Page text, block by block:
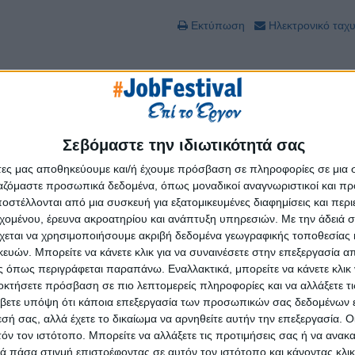
Σεβόμαστε την ιδιωτικότητά σας
μας αποθηκεύουμε και/ή έχουμε πρόσβαση σε πληροφορίες σε
προσωπικά δεδομένα, όπως μοναδικοί αναγνωριστικοί και
από μια συσκευή για εξατομικευμένες διαφημίσεις και
έρευνα ακροατηρίου και ανάπτυξη υπηρεσιών. Με την άδειά
να χρησιμοποιήσουμε ακριβή δεδομένα γεωγραφικής τοποθεσίας
Μπορείτε να κάνετε κλικ για να συναινέσετε στην επεξεργασία
περιγράφεται παραπάνω. Εναλλακτικά, μπορείτε να κάνετε κλικ
πρόσβαση σε πιο λεπτομερείς πληροφορίες και να αλλάξετε
υπόψη ότι κάποια επεξεργασία των προσωπικών σας δεδομένων
σας, αλλά έχετε το δικαίωμα να αρνηθείτε αυτήν την επεξεργασία.
τον ιστότοπο. Μπορείτε να αλλάξετε τις προτιμήσεις σας ή να
στιγμή επιστρέφοντας σε αυτόν τον ιστότοπο και κάνοντας
Εκτύπωση Ηλεκτρονικό
αναζήτηση εργασίας στην Ελλάδα, από το 1999.
και η πρώτη επιλογή στην αναζήτηση εργασίας.
και εργαλεία διαχείρισης καριέρας, καθώς και τη δυνατότητα να
δεδομένων, από όπου μπορούν να το αντλήσουν εταιρίες παντού
είσοδο για το κοινό, προσφέρει πληροφόρηση για θέματα της αγοράς
ελληνικής πραγματικότητας.